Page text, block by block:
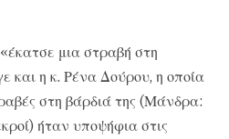
μια στραβή στη
και η κ. Ρένα Δούρου, η οποία
στη βάρδιά της (Μάνδρα:
ήταν υποψήφια στις